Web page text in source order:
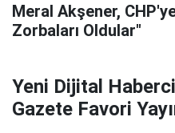
Meral Akşener,
Zorbaları Oldular"
Yeni Dijital
Gazete Favori